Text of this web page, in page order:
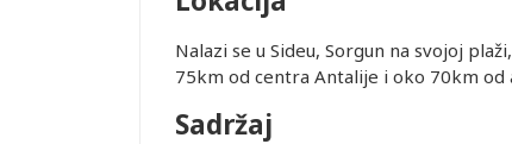
Nalazi se u Sideu, Sorgun na svojoj
75km od centra Antalije i oko 70km od
Sadržaj